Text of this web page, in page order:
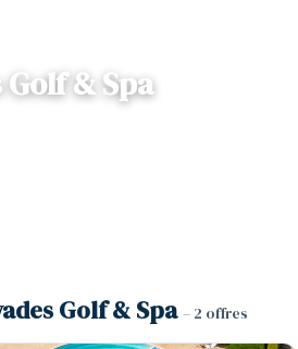
& Spa
Golf & Spa – 2 offres